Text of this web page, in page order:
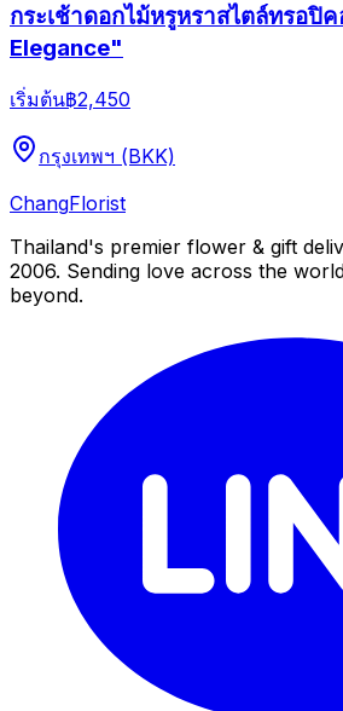
กระเช้าดอกไม้หรูหราสไตล์ทรอปิ
Elegance"
เริ่มต้น฿2,450
กรุงเทพฯ (BKK)
ChangFlorist
Thailand's premier flower & gift
2006. Sending love across the
beyond.